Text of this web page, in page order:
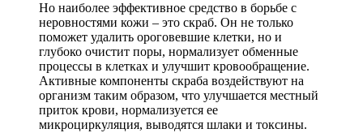
Но наиболее эффективное средство в борьбе с
неровностями кожи – это скраб. Он не только
поможет удалить ороговевшие клетки, но и
глубоко очистит поры, нормализует обменные
процессы в клетках и улучшит кровообращение.
Активные компоненты скраба воздействуют на
организм таким образом, что улучшается местный
приток крови, нормализуется ее
микроциркуляция, выводятся шлаки и токсины.